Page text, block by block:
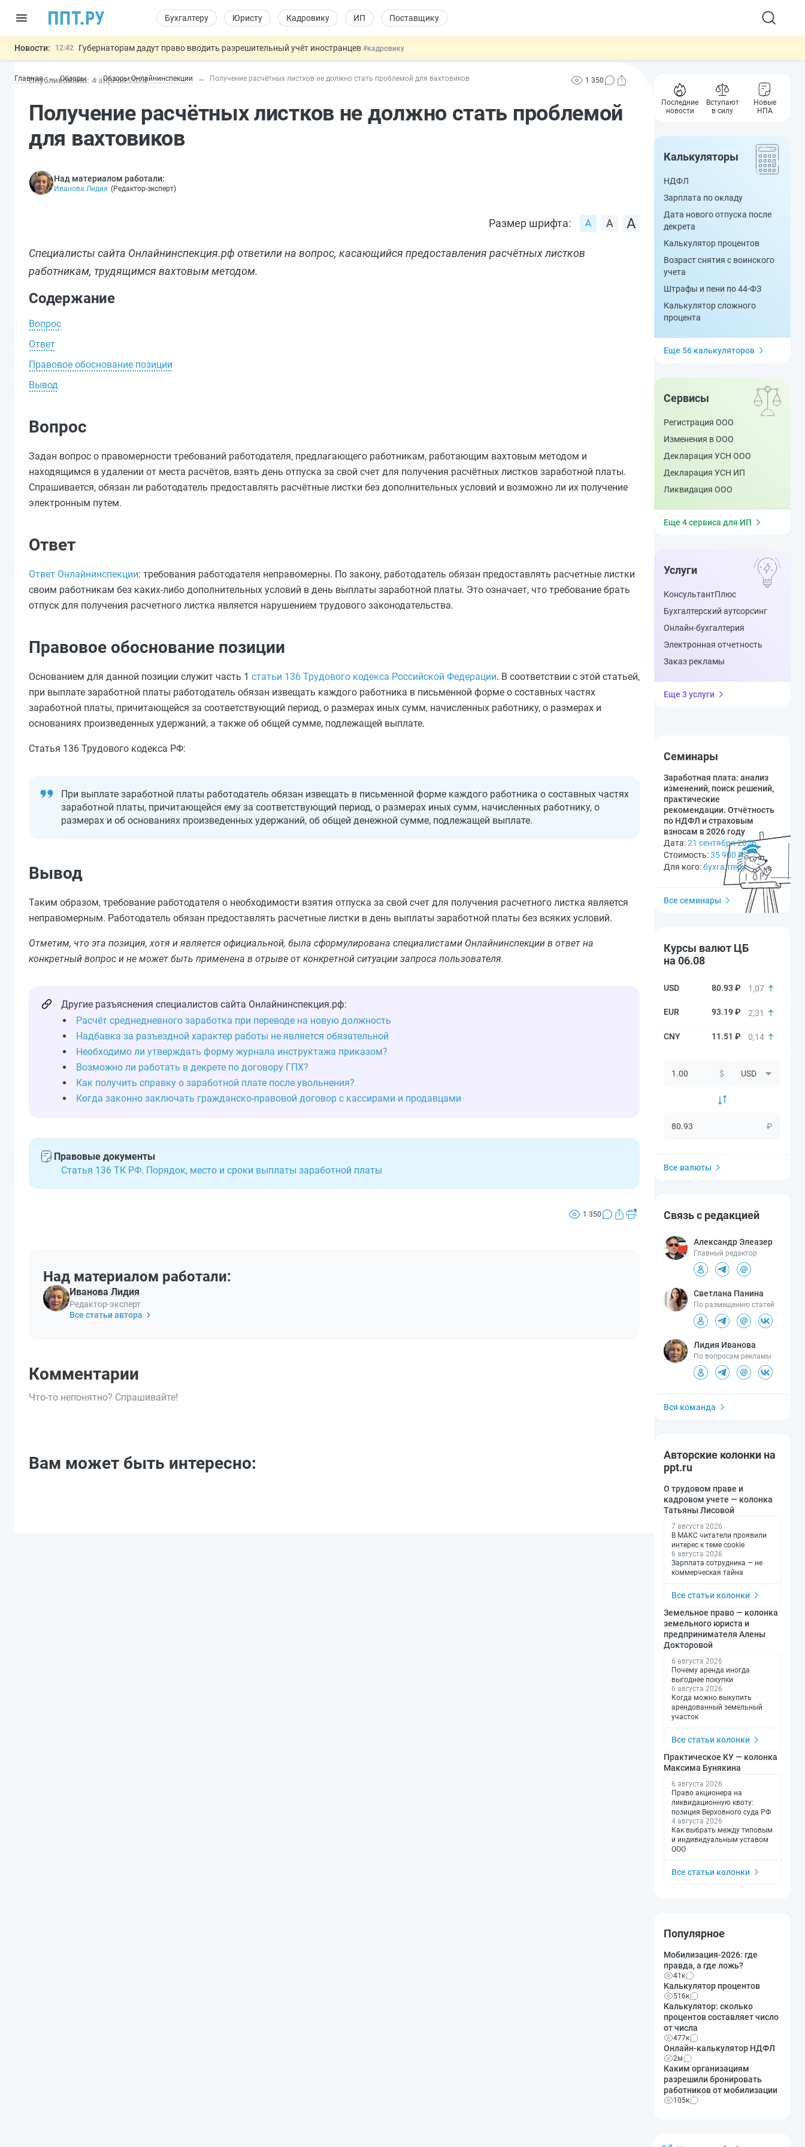
Бухгалтеру Юристу Кадровику ИП Поставщику
Новости: 12:42 Губернаторам дадут право вводить разрешительный учёт иностранцев #кадровику
11:31
Важно Разработают единые критерии трудовых и ГПХ-отношений#кадровику
13:16 Могут разрешить использование персональных данных россиян для обучения ИИ #юристу
Главная Обзоры Обзоры Онлайнинспекции Получение расчётных листков не должно стать проблемой для вахтовиков
Опубликовано: 4 апреля2024 1 350
Получение расчётных листков не должно стать проблемой
для вахтовиков
Над материалом работали:
Иванова Лидия (Редактор-эксперт)
Размер шрифта:
Специалисты сайта Онлайнинспекция.рф ответили на вопрос, касающийся предоставления расчётных листков
работникам, трудящимся вахтовым методом.
Содержание
Вопрос
Ответ
Правовое обоснование позиции
Вывод
Вопрос
Задан вопрос о правомерности требований работодателя, предлагающего работникам, работающим вахтовым методом и
находящимся в удалении от места расчётов, взять день отпуска за свой счет для получения расчётных листков заработной платы.
Спрашивается, обязан ли работодатель предоставлять расчётные листки без дополнительных условий и возможно ли их получение
электронным путем.
Ответ
Ответ Онлайнинспекции: требования работодателя неправомерны. По закону, работодатель обязан предоставлять расчетные листки
своим работникам без каких-либо дополнительных условий в день выплаты заработной платы. Это означает, что требование брать
отпуск для получения расчетного листка является нарушением трудового законодательства.
Правовое обоснование позиции
Основанием для данной позиции служит часть 1 статьи 136 Трудового кодекса Российской Федерации. В соответствии с этой статьей,
при выплате заработной платы работодатель обязан извещать каждого работника в письменной форме о составных частях
заработной платы, причитающейся за соответствующий период, о размерах иных сумм, начисленных работнику, о размерах и
основаниях произведенных удержаний, а также об общей сумме, подлежащей выплате.
Статья 136 Трудового кодекса РФ:
При выплате заработной платы работодатель обязан извещать в письменной форме каждого работника о составных частях
заработной платы, причитающейся ему за соответствующий период, о размерах иных сумм, начисленных работнику, о
размерах и об основаниях произведенных удержаний, об общей денежной сумме, подлежащей выплате.
Вывод
Таким образом, требование работодателя о необходимости взятия отпуска за свой счет для получения расчетного листка является
неправомерным. Работодатель обязан предоставлять расчетные листки в день выплаты заработной платы без всяких условий.
Отметим, что эта позиция, хотя и является официальной, была сформулирована специалистами Онлайнинспекции в ответ на
конкретный вопрос и не может быть применена в отрыве от конкретной ситуации запроса пользователя.
Другие разъяснения специалистов сайта Онлайнинспекция.рф:
Расчёт среднедневного заработка при переводе на новую должность
Надбавка за разъездной характер работы не является обязательной
Необходимо ли утверждать форму журнала инструктажа приказом?
Возможно ли работать в декрете по договору ГПХ?
Как получить справку о заработной плате после увольнения?
Когда законно заключать гражданско-правовой договор с кассирами и продавцами
Правовые документы
Статья 136 ТК РФ. Порядок, место и сроки выплаты заработной платы
1 350
Над материалом работали:
Иванова Лидия
Редактор-эксперт
Все статьи автора
Комментарии
Что-то непонятно? Спрашивайте!
Вам может быть интересно:
Последние
новости
Вступают
в силу
Новые
НПА
Калькуляторы
НДФЛ
Зарплата по окладу
Дата нового отпуска после
декрета
Калькулятор процентов
Возраст снятия с воинского
учета
Штрафы и пени по 44-ФЗ
Калькулятор сложного
процента
Еще 56 калькуляторов
Сервисы
Регистрация ООО
Изменения в ООО
Декларация УСН ООО
Декларация УСН ИП
Ликвидация ООО
Еще 4 сервиса для ИП
Услуги
КонсультантПлюс
Бухгалтерский аутсорсинг
Онлайн-бухгалтерия
Электронная отчетность
Заказ рекламы
Еще 3 услуги
Семинары
Заработная плата: анализ
изменений, поиск решений,
практические
рекомендации. Отчётность
по НДФЛ и страховым
взносам в 2026 году
Дата:21 сентября 2026
Стоимость:35 900 ₽
Для кого:бухгалтеру
Все семинары
Курсы валют ЦБ
на 06.08
80.93 ₽ 1,07
93.19 ₽ 2,31
11.51 ₽ 0,14
$
₽
Все валюты
Связь с редакцией
Александр Элеазер
Главный редактор
Светлана Панина
По размещению статей
Лидия Иванова
По вопросам рекламы
Вся команда
Авторские колонки на
ppt.ru
О трудовом праве и
кадровом учете — колонка
Татьяны Лисовой
7 августа 2026
В МАКС читатели проявили
интерес к теме cookie
6 августа 2026
Зарплата сотрудника — не
коммерческая тайна
Все статьи колонки
Земельное право — колонка
земельного юриста и
предпринимателя Алены
Докторовой
6 августа 2026
Почему аренда иногда
выгоднее покупки
6 августа 2026
Когда можно выкупить
арендованный земельный
участок
Все статьи колонки
Практическое КУ — колонка
Максима Бунякина
6 августа 2026
Право акционера на
ликвидационную квоту:
позиция Верховного суда РФ
4 августа 2026
Как выбрать между типовым
и индивидуальным уставом
ООО
Все статьи колонки
Популярное
Мобилизация-2026: где
правда, а где ложь?
41к
Калькулятор процентов
516к
Калькулятор: сколько
процентов составляет число
от числа
477к
Онлайн-калькулятор НДФЛ
2м
Каким организациям
разрешили бронировать
работников от мобилизации
105к